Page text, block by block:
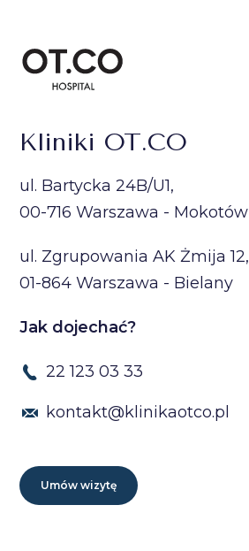
Kliniki OT.CO
ul. Bartycka 24B/U1,
00-716 Warszawa - Mokotów
ul. Zgrupowania AK Żmija 12,
01-864 Warszawa - Bielany
Jak dojechać?
22 123 03 33
kontakt@klinikaotco.pl
Umów wizytę